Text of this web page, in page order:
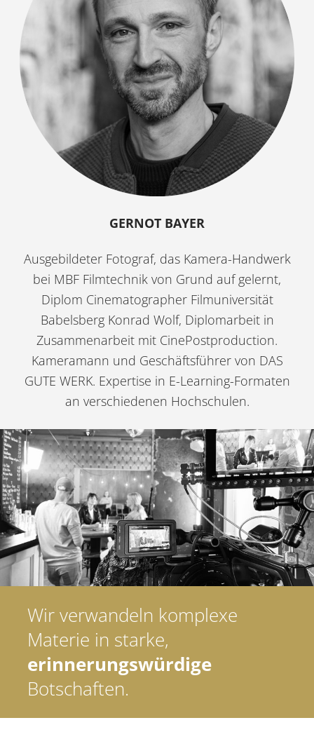
GERNOT BAYER
Ausgebildeter Fotograf, das Kamera-Handwerk
bei MBF Filmtechnik von Grund auf gelernt,
Diplom Cinematographer Filmuniversität
Babelsberg Konrad Wolf, Diplomarbeit in
Zusammenarbeit mit CinePostproduction.
Kameramann und Geschäftsführer von DAS
GUTE WERK. Expertise in E-Learning-Formaten
an verschiedenen Hochschulen.
Wir verwandeln komplexe
Materie in starke,
erinnerungswürdige
Botschaften.